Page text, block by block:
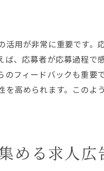
応募者デー
採用効率を上げ
キーワード
広告のA/Bテ
リアルタイム
採用管理シス
活用が非常に重要です
ば、応募者が応募過程
フィードバックも重
を高められます。この
める求人広